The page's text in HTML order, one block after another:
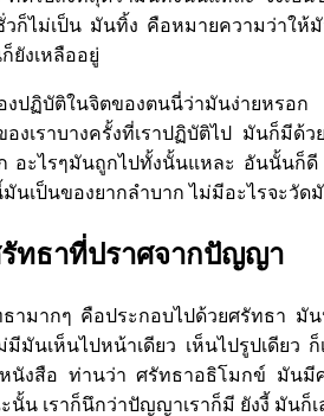
วก็ไม่เป็น มันทิ้ง คือหมายความว่าใ
ยังเหลืออยู่
งปฏิบัติในจิตของตนนี่ว่ามันง่ายหรอ
องเราบางครั้งที่เราปฏิบัติไป มันก็มีด้
อะไรๆมันถูกไปทั้งนั้นแหละ อันนั้นก็
นเป็นของยากลำบาก ไม่มีอะไรจะวัด
ทธาที่ปราศจากปัญญา
ามากๆ คือประกอบไปด้วยศรัทธา มั
มีมันเห็นไปหน้าเดียว เห็นไปรูปเดีย
นังสือ ท่านว่า ศรัทธาอธิโมกข์ มันมี
นั้น เราก็นึกว่าปัญญาเราก็มี ยังงี้ มันก็